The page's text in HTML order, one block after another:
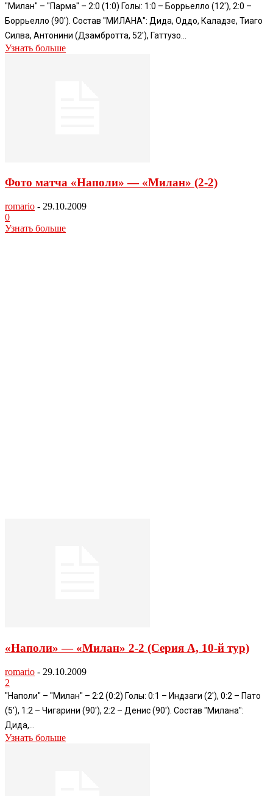
"Милан" – "Парма" – 2:0 (1:0) Голы: 1:0 – Боррьелло (12'), 2:0 –
Боррьелло (90'). Состав "МИЛАНА": Дида, Оддо, Каладзе, Тиаго
Силва, Антонини (Дзамбротта, 52'), Гаттузо...
Узнать больше
Фото матча «Наполи» — «Милан» (2-2)
romario - 29.10.2009
0
Узнать больше
«Наполи» — «Милан» 2-2 (Серия А, 10-й тур)
romario - 29.10.2009
2
"Наполи" – "Милан" – 2:2 (0:2) Голы: 0:1 – Индзаги (2'), 0:2 – Пато
(5'), 1:2 – Чигарини (90'), 2:2 – Денис (90'). Состав "Милана":
Дида,...
Узнать больше